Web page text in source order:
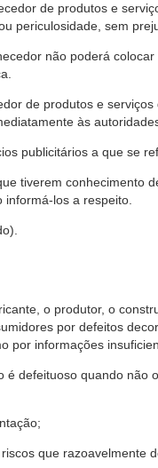
de produtos e
periculosidade, sem
não poderá
de produtos e
às
publicitários a que se
tiverem conhecimento
informá-los a respeito.
o produtor, o
por defeitos
por informações
é defeituoso quando não
que razoavelmente